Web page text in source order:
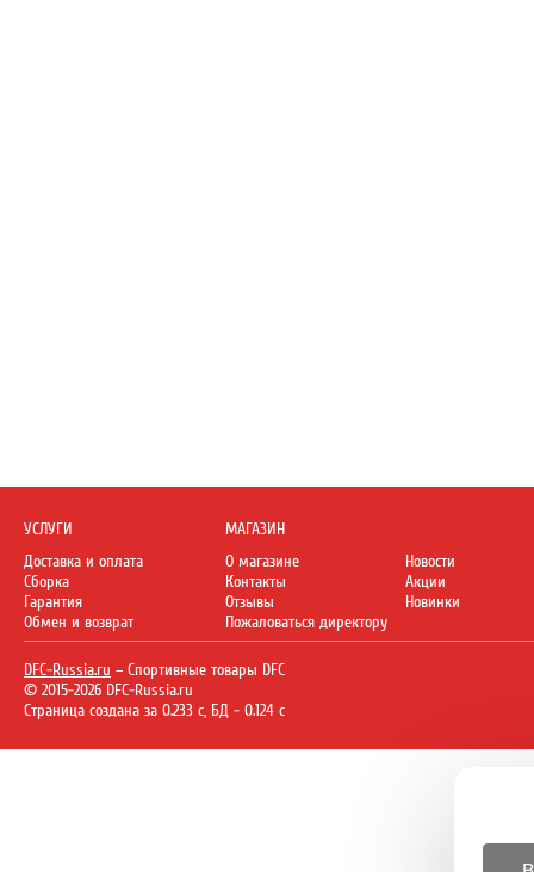
УСЛУГИ
Доставка и оплата
Сборка
Гарантия
Обмен и возврат
МАГАЗИН
О магазине
Контакты
Отзывы
Пожаловаться директору
Новости
Акции
Новинки
DFC-Russia.ru – Спортивные товары DFC
© 2015-2026 DFC-Russia.ru
Страница создана за 0.233 с, БД - 0.124 с